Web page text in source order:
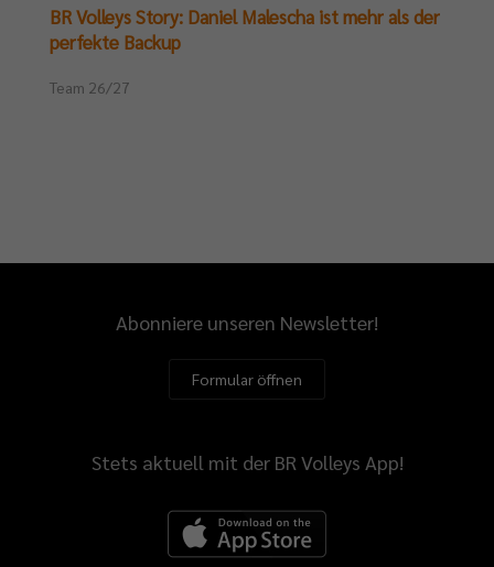
BR Volleys Story: Daniel Malescha ist mehr als der
perfekte Backup
Team 26/27
Abonniere unseren Newsletter!
Formular öffnen
Stets aktuell mit der BR Volleys App!